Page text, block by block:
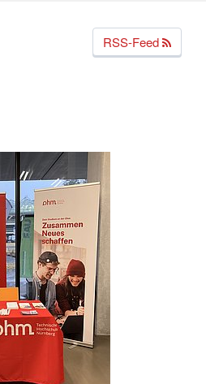
RSS-Feed